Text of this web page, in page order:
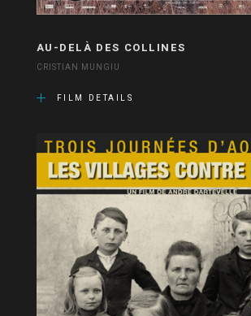
AU-DELÀ DES COLLINES
CRISTIAN MUNGIU
FILM DETAILS